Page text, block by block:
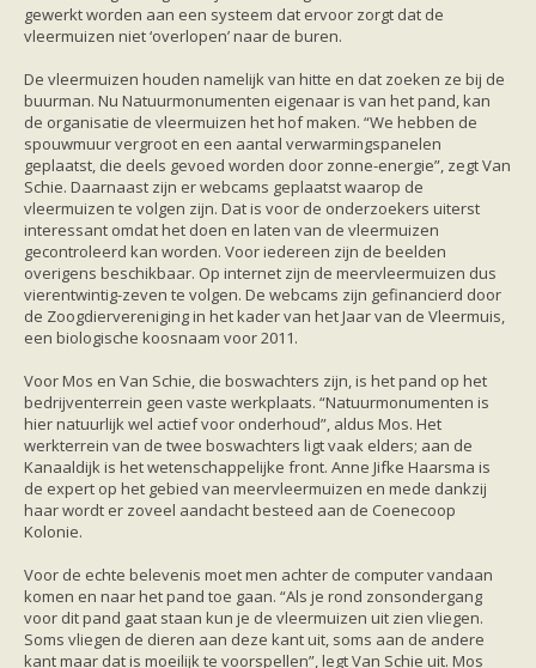
Tweekleurige vleermuis
Vale vleermuis
Watervleermuis
Vleermuizen en eikenprocessierups
Kinderpagina
Spreekbeurt
Knutselen
Tekenen
Spelletjes
Weetjes
Meer weten
Links
Boeken en tijdschriften
geluiden van vleermuizen
Achtergrond informatie
Nieuwsberichten
Informatiefolders
Nederland
Buitenland
Meer dan vleermuizen
Handleidingen
Vlendag presentaties
Vlennieuwsbrief
Overige publicaties
Handleiding
Overig
Video beelden
Forum
Naar het forum
gewerkt worden aan een systeem dat ervoor zorgt dat de
vleermuizen niet ‘overlopen’ naar de buren.
De vleermuizen houden namelijk van hitte en dat zoeken ze bij de
buurman. Nu Natuurmonumenten eigenaar is van het pand, kan
de organisatie de vleermuizen het hof maken. “We hebben de
spouwmuur vergroot en een aantal verwarmingspanelen
geplaatst, die deels gevoed worden door zonne-energie”, zegt Van
Schie. Daarnaast zijn er webcams geplaatst waarop de
vleermuizen te volgen zijn. Dat is voor de onderzoekers uiterst
interessant omdat het doen en laten van de vleermuizen
gecontroleerd kan worden. Voor iedereen zijn de beelden
overigens beschikbaar. Op internet zijn de meervleermuizen dus
vierentwintig-zeven te volgen. De webcams zijn gefinancierd door
de Zoogdiervereniging in het kader van het Jaar van de Vleermuis,
een biologische koosnaam voor 2011.
Voor Mos en Van Schie, die boswachters zijn, is het pand op het
bedrijventerrein geen vaste werkplaats. “Natuurmonumenten is
hier natuurlijk wel actief voor onderhoud”, aldus Mos. Het
werkterrein van de twee boswachters ligt vaak elders; aan de
Kanaaldijk is het wetenschappelijke front. Anne Jifke Haarsma is
de expert op het gebied van meervleermuizen en mede dankzij
haar wordt er zoveel aandacht besteed aan de Coenecoop
Kolonie.
Voor de echte belevenis moet men achter de computer vandaan
komen en naar het pand toe gaan. “Als je rond zonsondergang
voor dit pand gaat staan kun je de vleermuizen uit zien vliegen.
Soms vliegen de dieren aan deze kant uit, soms aan de andere
kant maar dat is moeilijk te voorspellen”, legt Van Schie uit. Mos